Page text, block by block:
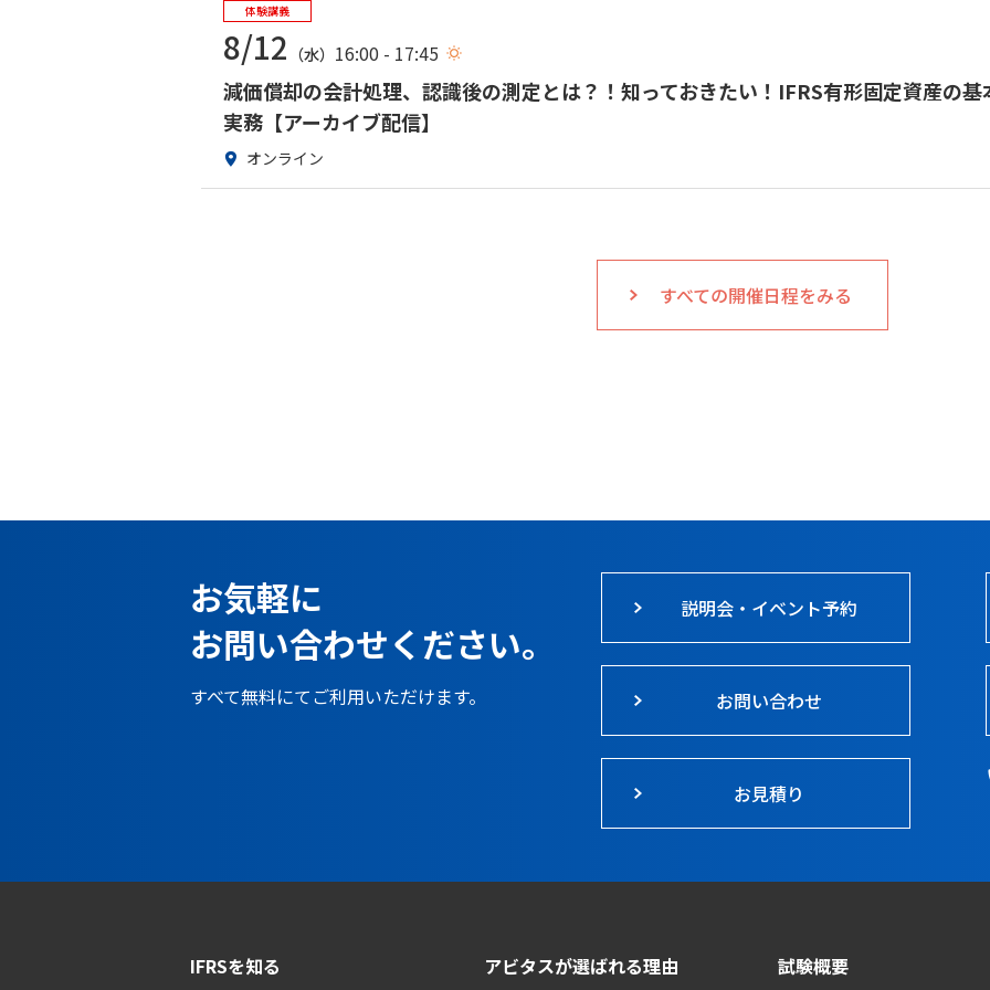
体験講義
8/12 （水） 16:00 - 17:45
減価償却の会計処理、認識後の測定とは？！知っておきたい！IFRS有形固定資産の基
実務【アーカイブ配信】
オンライン
すべての開催日程をみる
お気軽に
お問い合わせください。
すべて無料にてご利用いただけます。
説明会・イベント予約
お問い合わせ
お見積り
IFRSを知る アビタスが選ばれる理由 試験概要